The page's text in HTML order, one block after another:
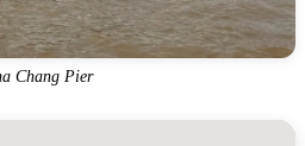
Tha Chang Pier